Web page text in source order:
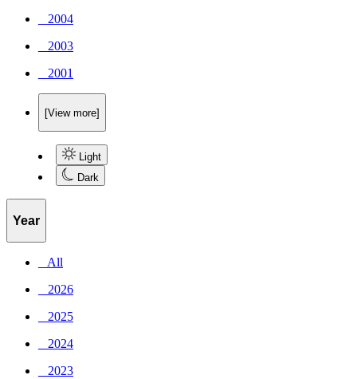
_ 2004
_ 2003
_ 2001
[View more]
Light
Dark
Year
_ All
_ 2026
_ 2025
_ 2024
_ 2023